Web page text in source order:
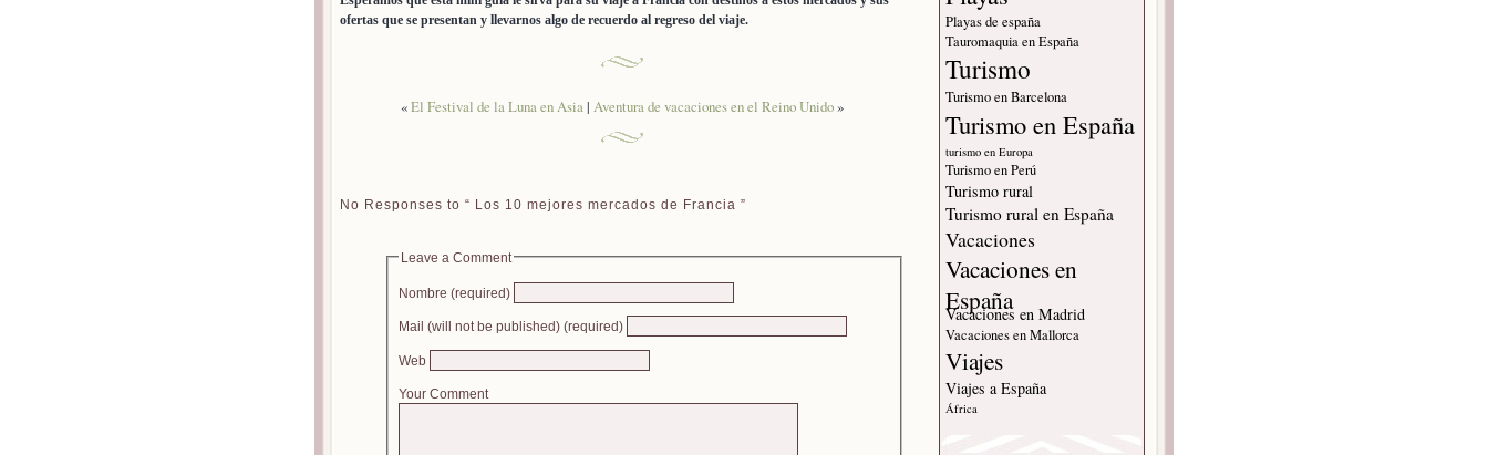
ofertas que se presentan y llevarnos algo de recuerdo al regreso del viaje.
«El Festival de la Luna en Asia| Aventura de vacaciones en el Reino Unido»
No Responses to “ Los 10 mejores mercados de Francia ”
Leave a Comment
Nombre (required)
Mail (will not be published) (required)
Web
Your Comment
Playas de españa
Tauromaquia en España
Turismo
Turismo en Barcelona
Turismo en España
turismo en Europa
Turismo en Perú
Turismo rural
Turismo rural en España
Vacaciones
Vacaciones en
España
Vacaciones en Madrid
Vacaciones en Mallorca
Viajes
Viajes a España
África